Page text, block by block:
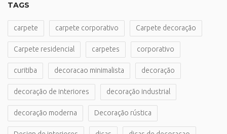
TAGS
carpete carpete corporativo Carpete decoração
Carpete residencial carpetes corporativo
curitiba decoracao minimalista decoração
decoração de interiores decoração industrial
decoração moderna Decoração rústica